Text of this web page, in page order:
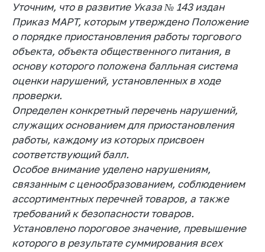
Сообщить о росте
цен
Ценообразование
на лекарственные
средства, изделия
медицинского
назначения и
медицинскую
технику
Решение Комиссии
по установлению
факта нарушения
(отсутствия)
нарушения
антимонопольного
законодательства
Предостережения и
Уточним, что в развитие Указа № 143 издан
Приказ МАРТ, которым утверждено Положение
о порядке приостановления работы торгового
объекта, объекта общественного питания, в
основу которого положена балльная система
оценки нарушений, установленных в ходе
проверки.
Определен конкретный перечень нарушений,
служащих основанием для приостановления
работы, каждому из которых присвоен
соответствующий балл.
Особое внимание уделено нарушениям,
связанным с ценообразованием, соблюдением
ассортиментных перечней товаров, а также
требований к безопасности товаров.
Установлено пороговое значение, превышение
которого в результате суммирования всех